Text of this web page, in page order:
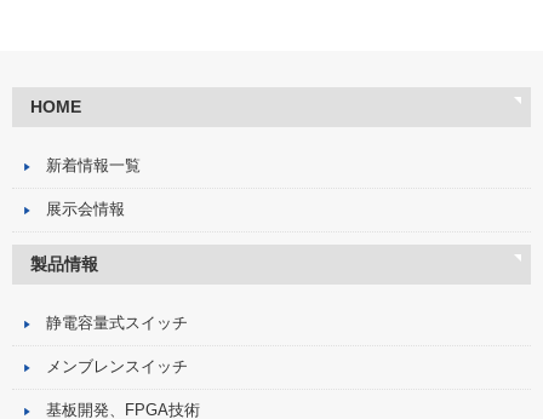
HOME
新着情報一覧
展示会情報
製品情報
静電容量式スイッチ
メンブレンスイッチ
基板開発、FPGA技術